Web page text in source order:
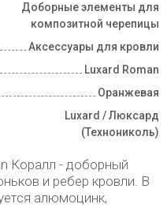
Доборные элементы для
композитной черепицы
Аксессуары для кровли
Luxard Roman
Оранжевая
Luxard / Люксард
(Технониколь)
Коралл - доборный
и ребер кровли. В
алюмоцинк,